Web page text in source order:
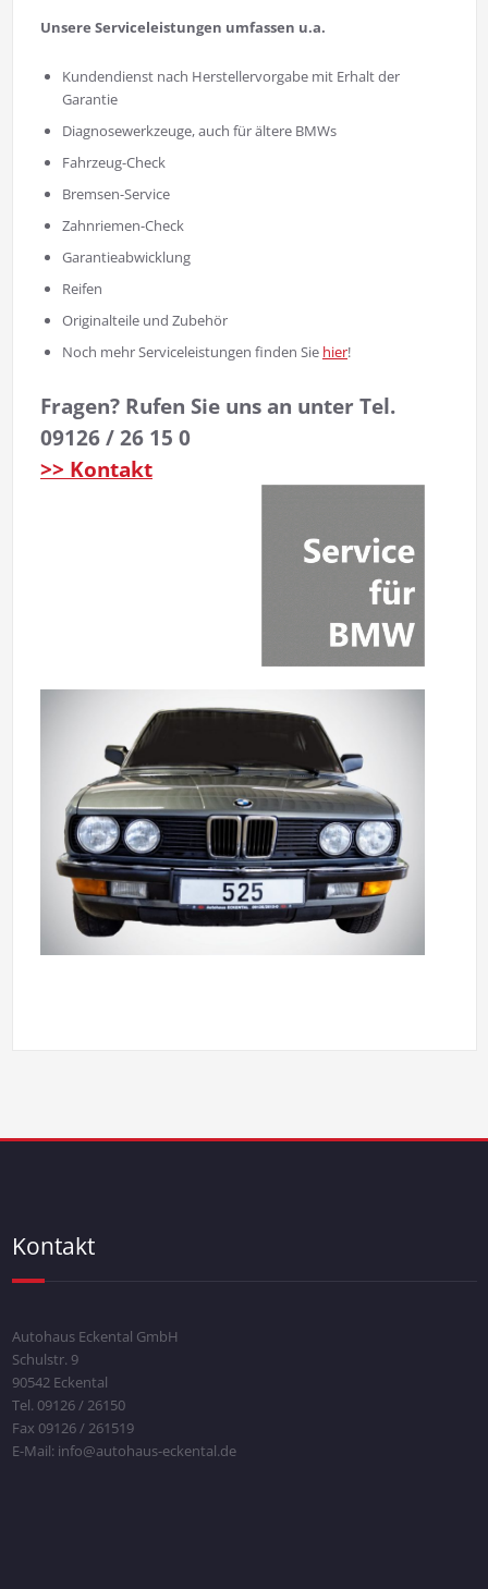
Unsere Serviceleistungen umfassen u.a.
Kundendienst nach Herstellervorgabe mit Erhalt der
Garantie
Diagnosewerkzeuge, auch für ältere BMWs
Fahrzeug-Check
Bremsen-Service
Zahnriemen-Check
Garantieabwicklung
Reifen
Originalteile und Zubehör
Noch mehr Serviceleistungen finden Sie hier!
Fragen? Rufen Sie uns an unter Tel.
09126 / 26 15 0
>> Kontakt
Kontakt
Autohaus Eckental GmbH
Schulstr. 9
90542 Eckental
Tel. 09126 / 26150
Fax 09126 / 261519
E-Mail: info@autohaus-eckental.de